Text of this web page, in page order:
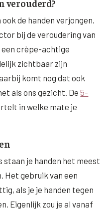
verouderd?
ook de handen verjongen.
bij de veroudering van
een crèpe-achtige
zichtbaar zijn
komt nog dat ook
als ons gezicht. De5-
in welke mate je
staan je handen het meest
Het gebruik van een
als je je handen tegen
Eigenlijk zou je al vanaf